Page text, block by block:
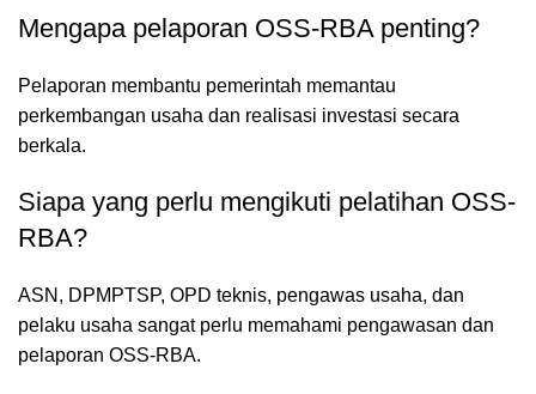
Mengapa pelaporan OSS-RBA penting?
Pelaporan membantu pemerintah memantau
perkembangan usaha dan realisasi investasi secara
berkala.
Siapa yang perlu mengikuti pelatihan OSS-
RBA?
ASN, DPMPTSP, OPD teknis, pengawas usaha, dan
pelaku usaha sangat perlu memahami pengawasan dan
pelaporan OSS-RBA.